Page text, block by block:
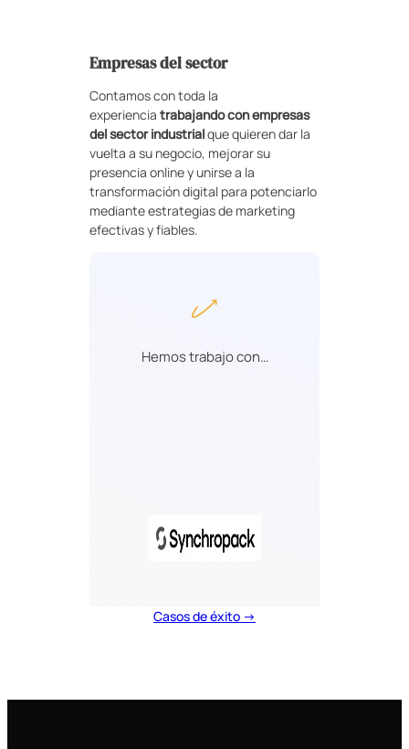
Empresas del sector
Contamos con toda la
experiencia trabajando con empresas
del sector industrialque quieren dar la
vuelta a su negocio, mejorar su
presencia online y unirse a la
transformación digital para potenciarlo
mediante estrategias de marketing
efectivas y fiables.
Hemos trabajo con…
Casos de éxito →